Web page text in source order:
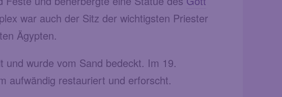
war auch der Sitz der wichtigsten Priester
Ägypten.
und wurde vom Sand bedeckt. Im 19.
aufwändig restauriert und erforscht.